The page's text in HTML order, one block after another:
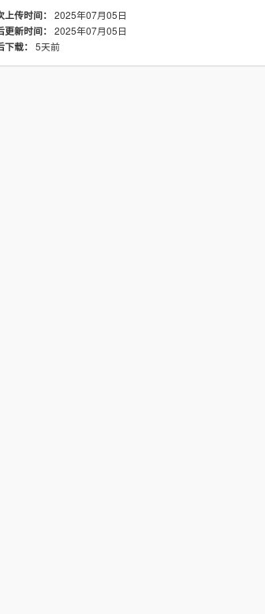
上传时间： 2025年07月05日
更新时间： 2025年07月05日
下载： 5天前